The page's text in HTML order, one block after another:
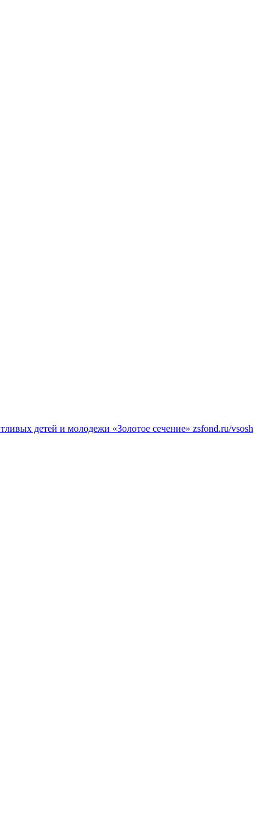
детей и молодежи «Золотое сечение» zsfond.ru/vsosh